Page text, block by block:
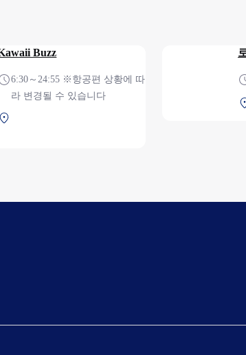
Buzz
6:30～24:55 ※항공편 상황에 따
라 변경될 수 있습니다